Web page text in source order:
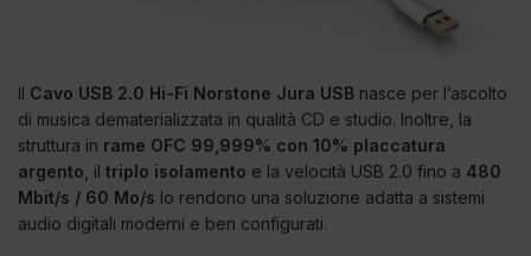
Il Cavo USB 2.0 Hi-Fi Norstone Jura USB nasce per l’ascolto
di musica dematerializzata in qualità CD e studio. Inoltre, la
struttura in rame OFC 99,999% con 10% placcatura
argento , il triplo isolamento e la velocità USB 2.0 fino a 480
Mbit/s / 60 Mo/s lo rendono una soluzione adatta a sistemi
audio digitali moderni e ben configurati.